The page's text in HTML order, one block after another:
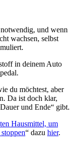
und wenn
wachsen, selbst
in deinem Auto
du möchtest, aber
Da ist doch klar,
und Ende“ gibt.
Hausmittel, um
“ dazu hier.